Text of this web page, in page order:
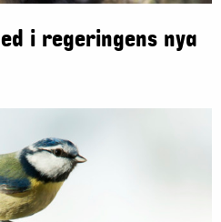
i regeringens nya